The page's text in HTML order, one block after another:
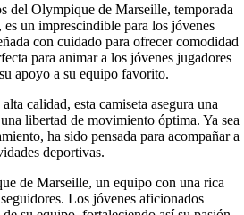
del Olympique de Marseille, temporada
un imprescindible para los jóvenes
con cuidado para ofrecer comodidad
para animar a los jóvenes jugadores
apoyo a su equipo favorito.
calidad, esta camiseta asegura una
libertad de movimiento óptima. Ya sea
ha sido pensada para acompañar a
deportivas.
de Marseille, un equipo con una rica
Los jóvenes aficionados